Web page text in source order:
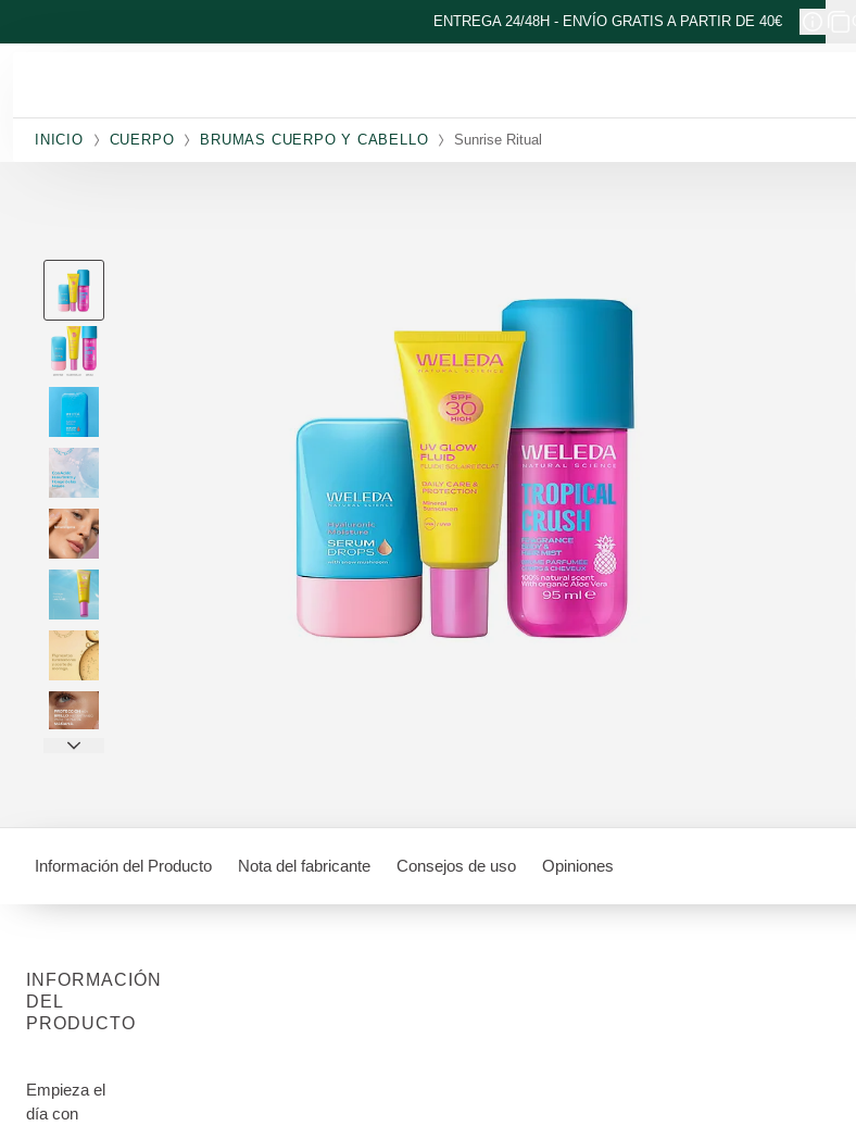
ENTREGA 24/48H - ENVÍO GRATIS A PARTIR DE 40€
INICIO CUERPO BRUMAS CUERPO Y CABELLO Sunrise Ritual
Información del Producto Nota del fabricante Consejos de uso Opiniones
INFORMACIÓN
DEL
PRODUCTO
Empieza el
día con